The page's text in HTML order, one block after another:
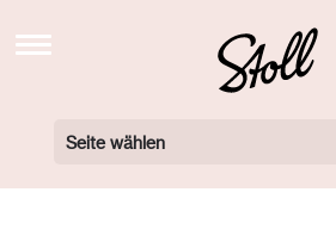
Seite wählen
STOLL’S BREW